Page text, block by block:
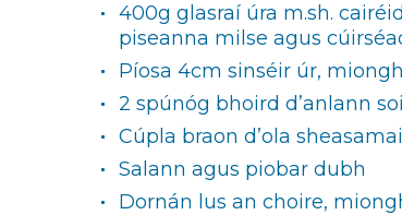
400g glasraí úra m.sh.
piseanna milse agus
Píosa 4cm sinséir úr,
2 spúnóg bhoird d’anlann
Cúpla braon d’ola
Salann agus piobar dubh
Dornán lus an choire,